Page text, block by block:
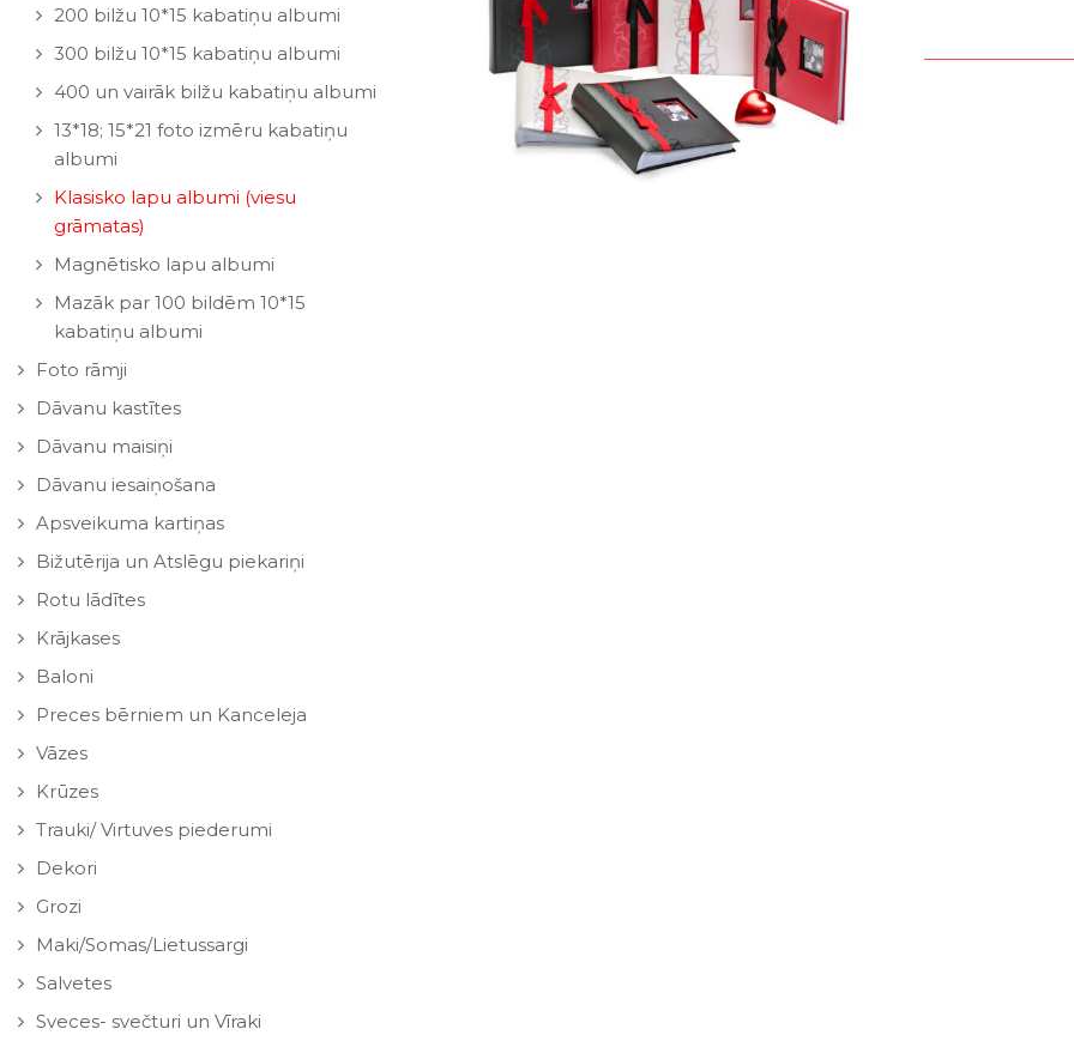
200 bilžu 10*15 kabatiņu albumi
300 bilžu 10*15 kabatiņu albumi
400 un vairāk bilžu kabatiņu albumi
13*18; 15*21 foto izmēru kabatiņu
albumi
Klasisko lapu albumi (viesu
grāmatas)
Magnētisko lapu albumi
Mazāk par 100 bildēm 10*15
kabatiņu albumi
Foto rāmji
Dāvanu kastītes
Dāvanu maisiņi
Dāvanu iesaiņošana
Apsveikuma kartiņas
Bižutērija un Atslēgu piekariņi
Rotu lādītes
Krājkases
Baloni
Preces bērniem un Kanceleja
Vāzes
Krūzes
Trauki/ Virtuves piederumi
Dekori
Grozi
Maki/Somas/Lietussargi
Salvetes
Sveces- svečturi un Vīraki